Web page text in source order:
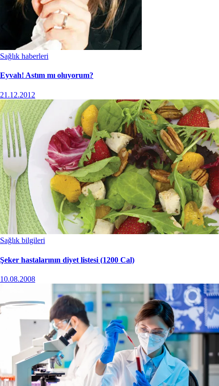
Sağlık haberleri
Eyvah! Astım mı oluyorum?
21.12.2012
Sağlık bilgileri
Şeker hastalarının diyet listesi (1200 Cal)
10.08.2008